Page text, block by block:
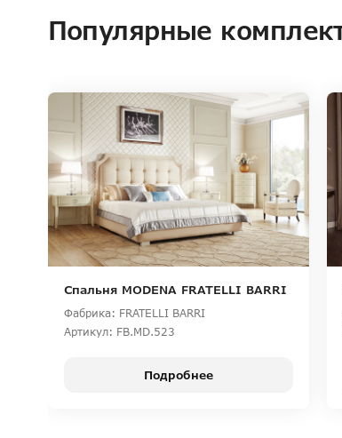
Популярные
Спальня MODENA FRATELLI BARRI
Фабрика: FRATELLI BARRI
Артикул: FB.MD.523
Подробнее